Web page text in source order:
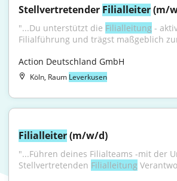
Stellvertretender Filialleiter (m/
"...Du unterstützt die Filialleitung -
Filialführung und trägst maßgeblich
Action Deutschland GmbH
Köln, Raum Leverkusen
Filialleiter (m/w/d)
"...Führen deines Filialteams -mit der
Stellvertretenden Filialleitung